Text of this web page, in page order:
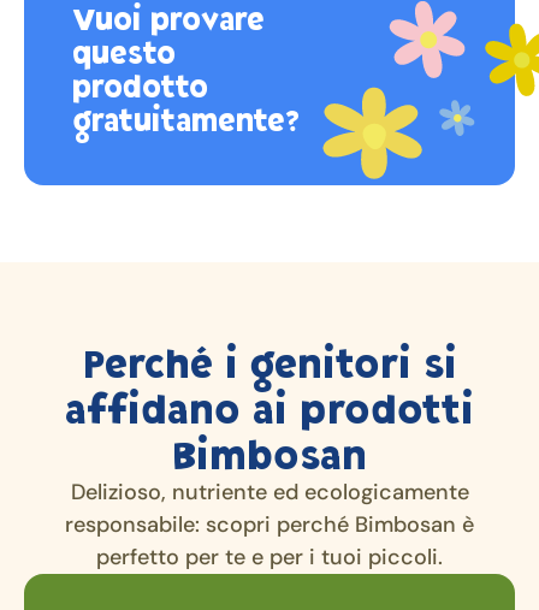
Vuoi provare
questo
prodotto
gratuitamente?
Perché i genitori si
affidano ai prodotti
Bimbosan
Delizioso, nutriente ed ecologicamente
responsabile: scopri perché Bimbosan è
perfetto per te e per i tuoi piccoli.